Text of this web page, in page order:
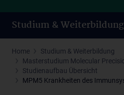
Studium & Weiterbildung
Home
Studium & Weiterbildung
Masterstudium Molecular
Studienaufbau Übersicht
MPM5 Krankheiten des